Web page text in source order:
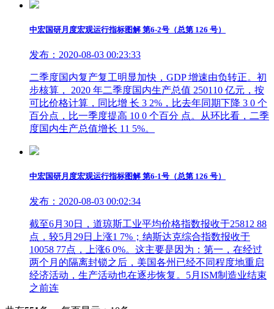
中宏国研月度宏观运行指标图解 第6-2号（总第 126 号）
发布：2020-08-03 00:23:33
二季度国内复产复工明显加快，GDP 增速由负转正。初
步核算， 2020 年二季度国内生产总值 250110 亿元，按
可比价格计算，同比增 长 3 2%，比去年同期下降 3 0 个
百分点，比一季度提高 10 0 个百分 点。从环比看，二季
度国内生产总值增长 11 5%。
中宏国研月度宏观运行指标图解 第6-1号（总第 126 号）
发布：2020-08-03 00:02:34
截至6月30日，道琼斯工业平均价格指数报收于25812 88
点，较5月29日上涨1 7%；纳斯达克综合指数报收于
10058 77点，上涨6 0%。这主要是因为：第一，在经过
两个月的隔离封锁之后，美国各州已经不同程度地重启
经济活动，生产活动也在逐步恢复。5月ISM制造业结束
之前连